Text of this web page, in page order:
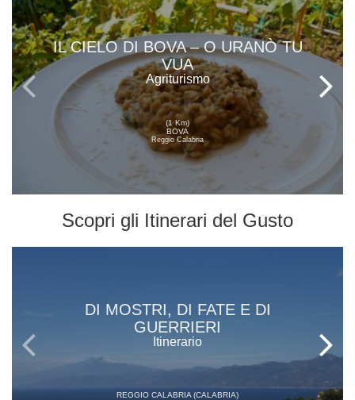
IL CIELO DI BOVA – O URANÒ TU
VUA
Agriturismo
(1 Km)
BOVA
Reggio Calabria
Scopri gli Itinerari del Gusto
DI MOSTRI, DI FATE E DI
GUERRIERI
Itinerario
REGGIO CALABRIA (CALABRIA)